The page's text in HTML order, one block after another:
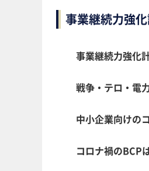
事業継続力強
事業継続力強化
戦争・テロ・電
中小企業向けの
コロナ禍のBCP